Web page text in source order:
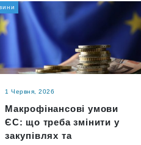
1 Червня, 2026
Макрофінансові умови
ЄС: що треба змінити у
закупівлях та